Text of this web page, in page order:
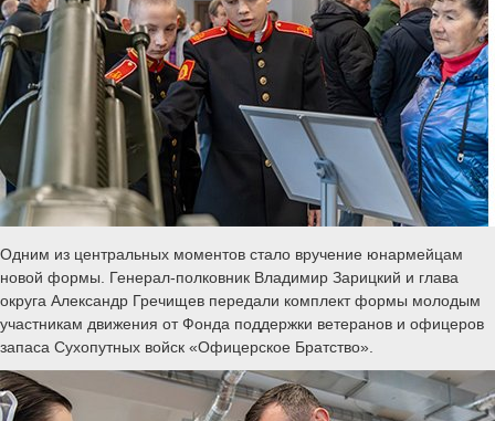
Одним из центральных моментов стало вручение юнармейцам
новой формы. Генерал-полковник Владимир Зарицкий и глава
округа Александр Гречищев передали комплект формы молодым
участникам движения от Фонда поддержки ветеранов и офицеров
запаса Сухопутных войск «Офицерское Братство».